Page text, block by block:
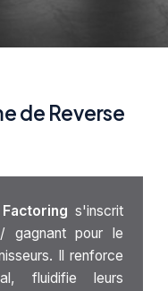
de Reverse
s'inscrit
gagnant pour le
Il renforce
fluidifie leurs